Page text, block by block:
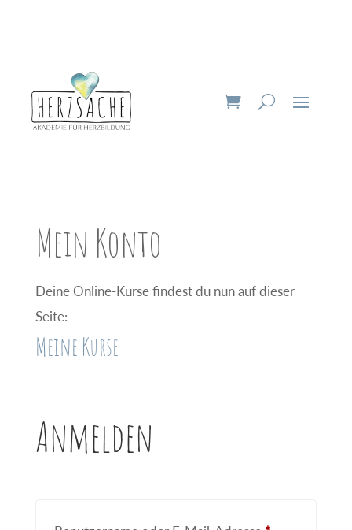
Mein Konto
Deine Online-Kurse findest du nun auf dieser
Seite:
Meine Kurse
Anmelden